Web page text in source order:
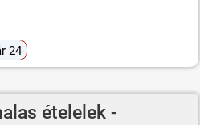
24
ételelek -